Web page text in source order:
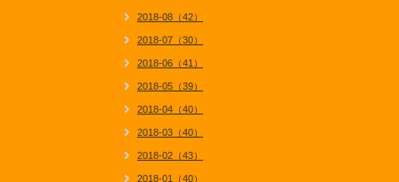
2018-08（42）
2018-07（30）
2018-06（41）
2018-05（39）
2018-04（40）
2018-03（40）
2018-02（43）
2018-01（40）